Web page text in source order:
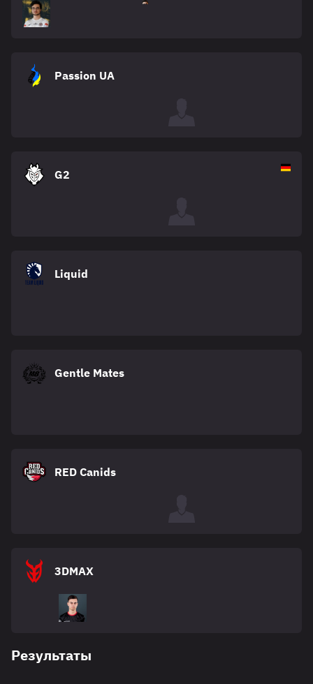
Passion UA
G2
Liquid
Gentle Mates
RED Canids
3DMAX
Результаты